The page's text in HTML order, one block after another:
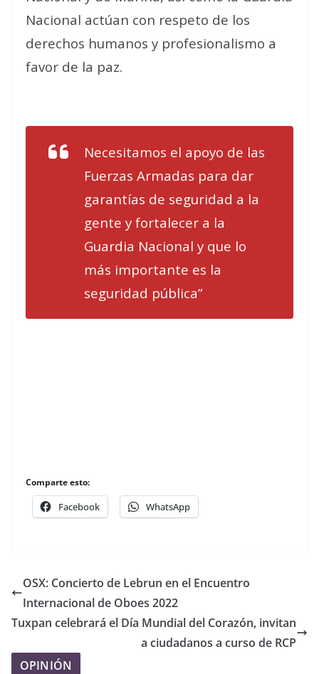
Nacional actúan con respeto de los
derechos humanos y profesionalismo a
favor de la paz.
Necesitamos el apoyo de las
Fuerzas Armadas para dar
garantías de seguridad a la
gente y fortalecer a la
Guardia Nacional y que lo
más importante es la
seguridad pública”
Comparte esto:
Facebook WhatsApp
OSX: Concierto de Lebrun en el Encuentro
Internacional de Oboes 2022
Tuxpan celebrará el Día Mundial del Corazón, invitan
a ciudadanos a curso de RCP
OPINIÓN